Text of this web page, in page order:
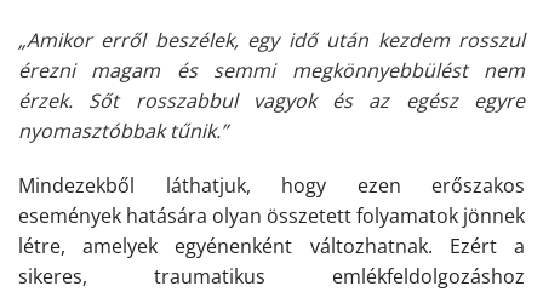
„Amikor erről beszélek, egy idő után kezdem rosszul
érezni magam és semmi megkönnyebbülést nem
érzek. Sőt rosszabbul vagyok és az egész egyre
nyomasztóbbak tűnik.”
Mindezekből láthatjuk, hogy ezen erőszakos
események hatására olyan összetett folyamatok jönnek
létre, amelyek egyénenként változhatnak. Ezért a
sikeres, traumatikus emlékfeldolgozáshoz